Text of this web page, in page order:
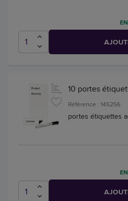
10 portes
Référence : 145256
portes étiquettes